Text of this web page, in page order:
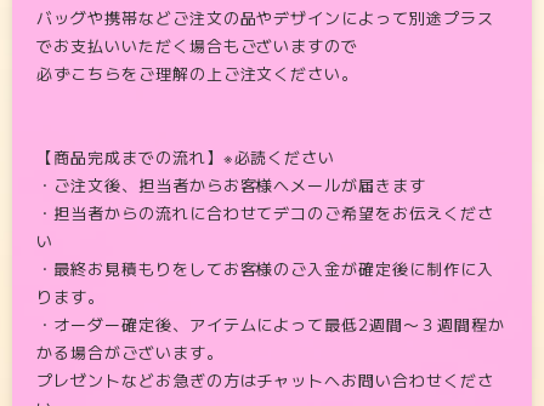
バッグや携帯などご注文の品やデザインによって別途プラス
でお支払いいただく場合もございますので
必ずこちらをご理解の上ご注文ください。
【商品完成までの流れ】※必読ください
・ご注文後、担当者からお客様へメールが届きます
・担当者からの流れに合わせてデコのご希望をお伝えくださ
い
・最終お見積もりをしてお客様のご入金が確定後に制作に入
ります。
・オーダー確定後、アイテムによって最低2週間〜３週間程か
かる場合がございます。
プレゼントなどお急ぎの方はチャットへお問い合わせくださ